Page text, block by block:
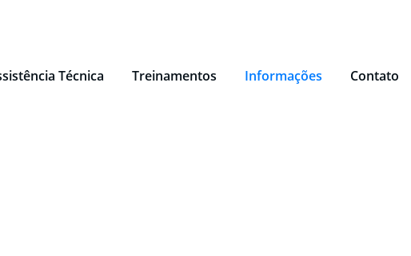
Técnica Treinamentos Informações Contato